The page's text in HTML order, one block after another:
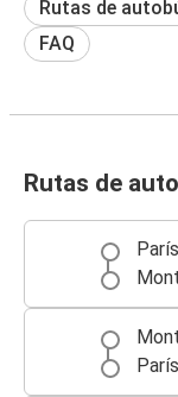
Rutas de
FAQ
Rutas de
París
París